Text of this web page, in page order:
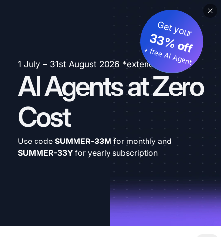
1 July – 31st August 2026 *extended
AI Agents at Zero
Cost
Get your
33% off
+ free AI Agent
Use code SUMMER-33M for monthly and
SUMMER-33Y for yearly subscription